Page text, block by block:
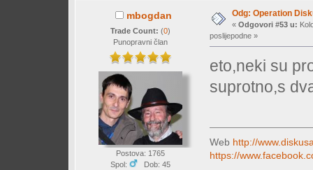
mbogdan
Trade Count: (0)
Punopravni član
Postova: 1765
Spol:
Dob: 45
Odg: Operation
« Odgovori #53 u:
poslijepodne »
eto,neki su
suprotno,s
Web http://
https://